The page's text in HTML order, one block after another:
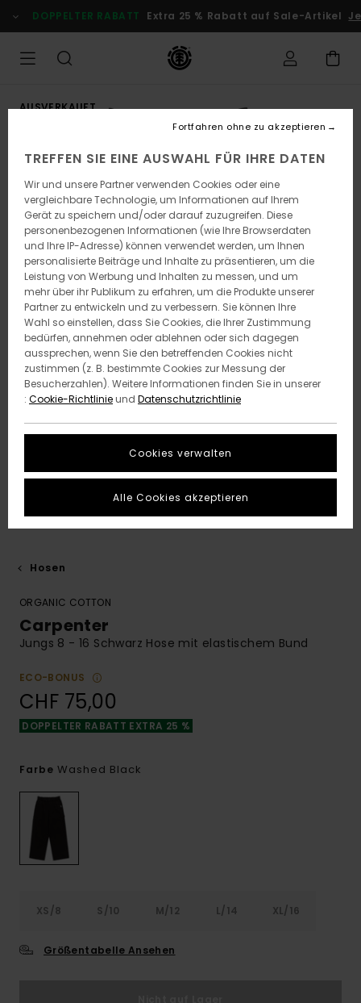
zur
Produktinformation
DOPPELTER RABATT Extra 25 % Rabatt auf Sale-Artikel
AUSVERKAUFT
Hosen
ORGANIC COTTON
Carpenter
Jungs 8 - 16 Schwarz Hose mit elastischem Bund
ECO-BONUS
CHF 75,00
DOPPELTER RABATT EXTRA 25 %
Farbe Washed Black
XS/8 S/10 M/12 L/14 XL/16
Größentabelle Ansehen
TREFFEN SIE EINE AUSWAHL FÜR IHRE DATEN
Wir und unsere Partner verwenden Cookies oder eine
vergleichbare Technologie, um Informationen auf Ihrem
Gerät zu speichern und/oder darauf zuzugreifen. Diese
personenbezogenen Informationen (wie Ihre Browserdaten
und Ihre IP-Adresse) können verwendet werden, um Ihnen
personalisierte Beiträge und Inhalte zu präsentieren, um die
Leistung von Werbung und Inhalten zu messen, und um
mehr über ihr Publikum zu erfahren, um die Produkte unserer
Partner zu entwickeln und zu verbessern. Sie können Ihre
Wahl so einstellen, dass Sie Cookies, die Ihrer Zustimmung
bedürfen, annehmen oder ablehnen oder sich dagegen
aussprechen, wenn Sie den betreffenden Cookies nicht
zustimmen (z. B. bestimmte Cookies zur Messung der
Besucherzahlen). Weitere Informationen finden Sie in unserer
: Cookie-Richtlinieund Datenschutzrichtlinie
Cookies verwalten
Fortfahren ohne zu akzeptieren
Alle Cookies akzeptieren